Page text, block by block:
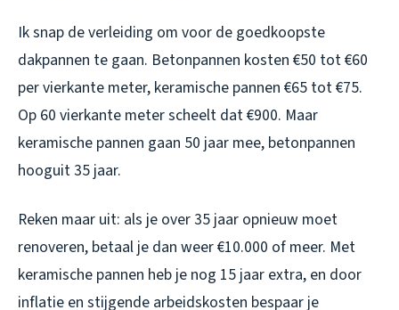
Ik snap de verleiding om voor de goedkoopste
dakpannen te gaan. Betonpannen kosten €50 tot €60
per vierkante meter, keramische pannen €65 tot €75.
Op 60 vierkante meter scheelt dat €900. Maar
keramische pannen gaan 50 jaar mee, betonpannen
hooguit 35 jaar.
Reken maar uit: als je over 35 jaar opnieuw moet
renoveren, betaal je dan weer €10.000 of meer. Met
keramische pannen heb je nog 15 jaar extra, en door
inflatie en stijgende arbeidskosten bespaar je